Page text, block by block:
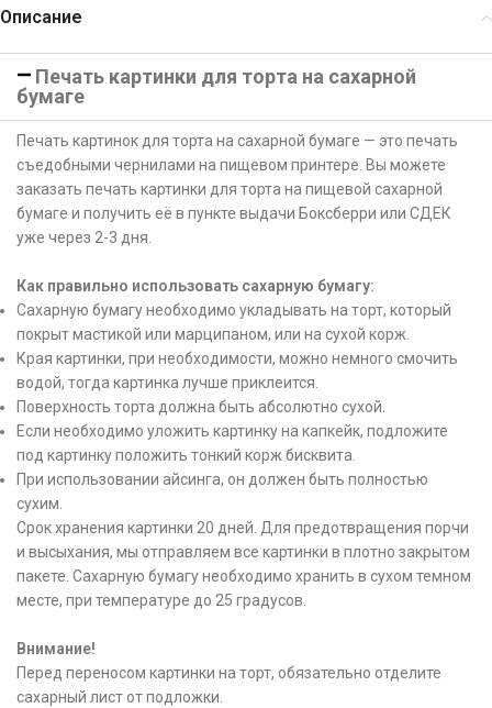
Описание
Печать картинки для торта на сахарной
бумаге
Печать картинок для торта на сахарной бумаге — это печать
съедобными чернилами на пищевом принтере. Вы можете
заказать печать картинки для торта на пищевой сахарной
бумаге и получить её в пункте выдачи Боксберри или СДЕК
уже через 2-3 дня.
Как правильно использовать сахарную бумагу:
Сахарную бумагу необходимо укладывать на торт, который
покрыт мастикой или марципаном, или на сухой корж.
Края картинки, при необходимости, можно немного смочить
водой, тогда картинка лучше приклеится.
Поверхность торта должна быть абсолютно сухой.
Если необходимо уложить картинку на капкейк, подложите
под картинку положить тонкий корж бисквита.
При использовании айсинга, он должен быть полностью
сухим.
Срок хранения картинки 20 дней. Для предотвращения порчи
и высыхания, мы отправляем все картинки в плотно закрытом
пакете. Сахарную бумагу необходимо хранить в сухом темном
месте, при температуре до 25 градусов.
Внимание!
Перед переносом картинки на торт, обязательно отделите
сахарный лист от подложки.